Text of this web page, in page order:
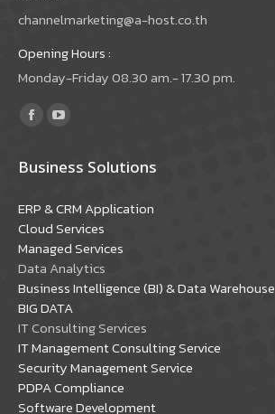
channelmarketing@a-host.co.th
Opening Hours :
Monday-Friday 08.30 am.- 17.30 pm.
Find us on:
Facebook
opens
new
window
YouTube
opens
new
window
Business Solutions
ERP & CRM Application
Cloud Services
Managed Services
Data Analytics
Business Intelligence (BI) & Data Warehouse
BIG DATA
IT Consulting Services
IT Management Consulting Service
Security Management Service
PDPA Compliance
Software Development